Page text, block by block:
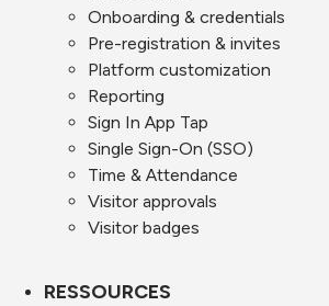
Onboarding & credentials
Pre-registration & invites
Platform customization
Reporting
Sign In App Tap
Single Sign-On (SSO)
Time & Attendance
Visitor approvals
Visitor badges
RESSOURCES